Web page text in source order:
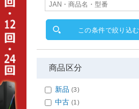
この条件で絞り込む
商品区分
新品 (3)
中古 (1)